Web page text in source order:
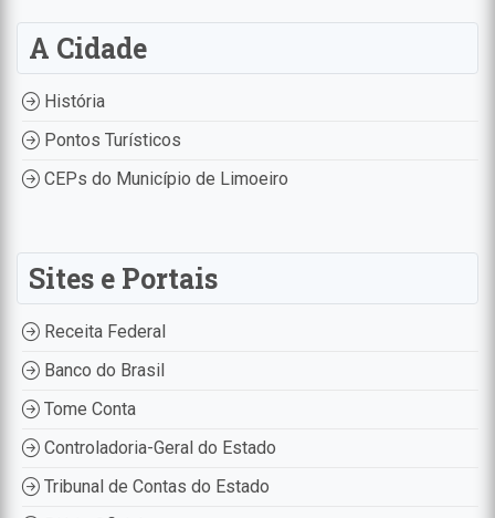
A Cidade
História
Pontos Turísticos
CEPs do Município de Limoeiro
Sites e Portais
Receita Federal
Banco do Brasil
Tome Conta
Controladoria-Geral do Estado
Tribunal de Contas do Estado